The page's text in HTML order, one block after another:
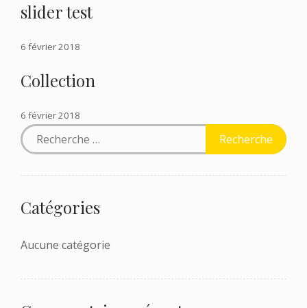
slider test
6 février 2018
Collection
6 février 2018
Catégories
Aucune catégorie